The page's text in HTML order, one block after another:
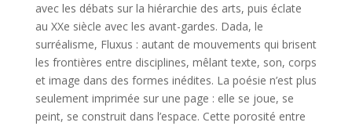
avec les débats sur la hiérarchie des arts, puis éclate
au XXe siècle avec les avant-gardes. Dada, le
surréalisme, Fluxus : autant de mouvements qui brisent
les frontières entre disciplines, mêlant texte, son, corps
et image dans des formes inédites. La poésie n’est plus
seulement imprimée sur une page : elle se joue, se
peint, se construit dans l’espace. Cette porosité entre